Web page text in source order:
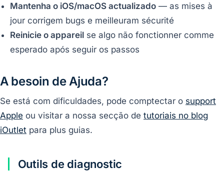
Mantenha o iOS/macOS actualizado — as mises à
jour corrigem bugs e meilleuram sécurité
Reinicie o appareil se algo não fonctionner comme
esperado após seguir os passos
A besoin de Ajuda?
Se está com dificuldades, pode comptectar o support
Apple ou visitar a nossa secção de tutoriais no blog
iOutlet para plus guias.
Outils de diagnostic